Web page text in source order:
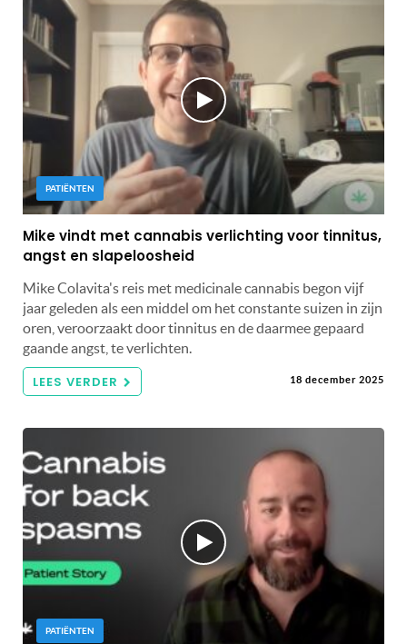
PATIËNTEN
Mike vindt met cannabis verlichting voor tinnitus,
angst en slapeloosheid
Mike Colavita's reis met medicinale cannabis begon vijf
jaar geleden als een middel om het constante suizen in zijn
oren, veroorzaakt door tinnitus en de daarmee gepaard
gaande angst, te verlichten.
LEES VERDER 18 december 2025
PATIËNTEN